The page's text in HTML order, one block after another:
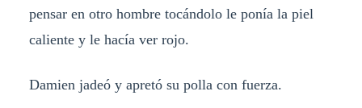
pensar en otro hombre tocándolo le ponía la piel
caliente y le hacía ver rojo.
Damien jadeó y apretó su polla con fuerza.